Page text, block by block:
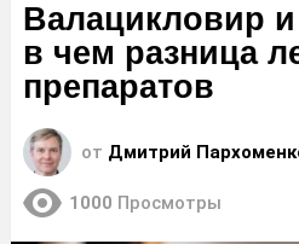
Валацикловир
в чем разница
препаратов
от Дмитрий
1000 Просмотры